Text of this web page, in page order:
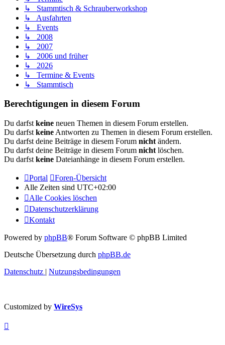
↳ Stammtisch & Schrauberworkshop
↳ Ausfahrten
↳ Events
↳ 2008
↳ 2007
↳ 2006 und früher
↳ 2026
↳ Termine & Events
↳ Stammtisch
Berechtigungen in diesem Forum
Du darfst keine neuen Themen in diesem Forum erstellen.
Du darfst keine Antworten zu Themen in diesem Forum erstellen.
Du darfst deine Beiträge in diesem Forum nicht ändern.
Du darfst deine Beiträge in diesem Forum nicht löschen.
Du darfst keine Dateianhänge in diesem Forum erstellen.
Portal
Foren-Übersicht
Alle Zeiten sind UTC+02:00
Alle Cookies löschen
Datenschutzerklärung
Kontakt
Powered by phpBB® Forum Software © phpBB Limited
Deutsche Übersetzung durch phpBB.de
Datenschutz | Nutzungsbedingungen
Customized by WireSys